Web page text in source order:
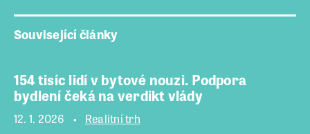
Související články
154 tisíc lidí v bytové nouzi. Podpora
bydlení čeká na verdikt vlády
12. 1. 2026
Realitní trh